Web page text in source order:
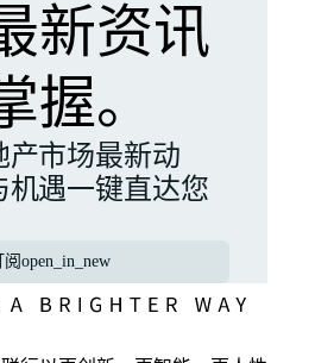
新资讯
握。
市场最新动
遇一键直达您
阅 open_in_new